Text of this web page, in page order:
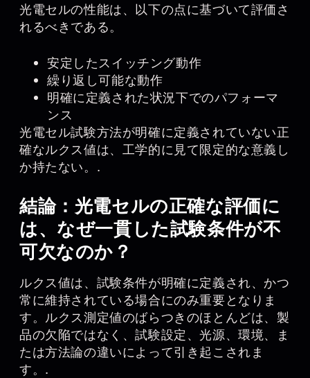
光電セルの性能は、以下の点に基づいて評価さ
れるべきである。
安定したスイッチング動作
繰り返し可能な動作
明確に定義された状況下でのパフォーマ
ンス
光電セル試験方法が明確に定義されていない正
確なルクス値は、工学的に見て限定的な意義し
か持たない。.
結論：光電セルの正確な評価に
は、なぜ一貫した試験条件が不
可欠なのか？
ルクス値は、試験条件が明確に定義され、かつ
常に維持されている場合にのみ重要となりま
す。ルクス測定値のばらつきのほとんどは、製
品の欠陥ではなく、試験設定、光源、環境、ま
たは方法論の違いによって引き起こされま
す。.